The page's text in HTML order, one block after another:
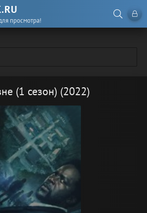
просмотра!
(1 сезон) (2022)